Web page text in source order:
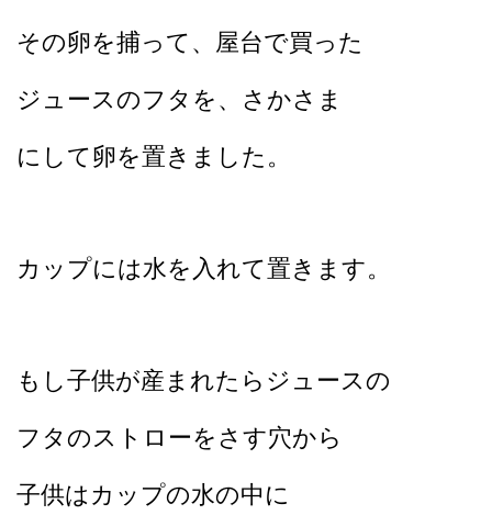
その卵を捕って、屋台で買った
ジュースのフタを、さかさま
にして卵を置きました。
カップには水を入れて置きます。
もし子供が産まれたらジュースの
フタのストローをさす穴から
子供はカップの水の中に